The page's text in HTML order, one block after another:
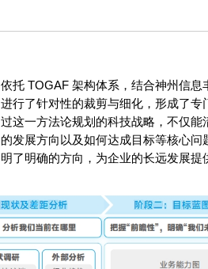
依托 TOGAF 架构体系，结合神州信
进行了针对性的裁剪与细化，形成了
过这一方法论规划的科技战略，不仅
的发展方向以及如何达成目标等核心
明了明确的方向，为企业的长远发展提